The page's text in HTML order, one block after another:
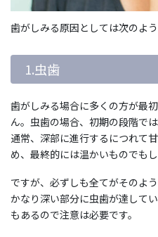
歯がしみる原因としては次のよ
1.虫歯
歯がしみる場合に多くの方が最
ん。虫歯の場合、初期の段階で
通常、深部に進行するにつれて
め、最終的には温かいものでも
ですが、必ずしも全てがそのよ
かなり深い部分に虫歯が達して
もあるので注意は必要です。